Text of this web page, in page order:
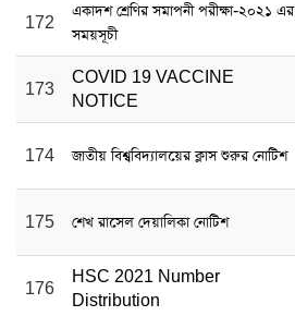
172
একাদশ শ্রেণির সমাপনী পরীক্ষা-২০২১ এর
সময়সূচী
173
COVID 19 VACCINE
NOTICE
174 জাতীয় বিশ্ববিদ্যালয়ের ক্লাস শুরুর নোটিশ
175 শেখ রাসেল দেয়ালিকা নোটিশ
176
HSC 2021 Number
Distribution